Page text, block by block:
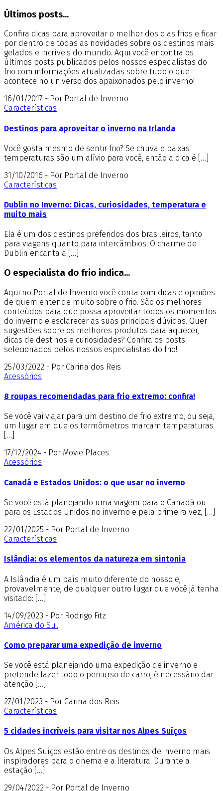
Últimos posts...
Confira dicas para aproveitar o melhor dos dias frios e ficar
por dentro de todas as novidades sobre os destinos mais
gelados e incríveis do mundo. Aqui você encontra os
últimos posts publicados pelos nossos especialistas do
frio com informações atualizadas sobre tudo o que
acontece no universo dos apaixonados pelo inverno!
16/01/2017 - Por Portal de Inverno
Características
Destinos para aproveitar o inverno na Irlanda
Você gosta mesmo de sentir frio? Se chuva e baixas
temperaturas são um alívio para você, então a dica é […]
31/10/2016 - Por Portal de Inverno
Características
Dublin no Inverno: Dicas, curiosidades, temperatura e
muito mais
Ela é um dos destinos preferidos dos brasileiros, tanto
para viagens quanto para intercâmbios. O charme de
Dublin encanta a […]
O especialista do frio indica...
Aqui no Portal de Inverno você conta com dicas e opiniões
de quem entende muito sobre o frio. São os melhores
conteúdos para que possa aproveitar todos os momentos
do inverno e esclarecer as suas principais dúvidas. Quer
sugestões sobre os melhores produtos para aquecer,
dicas de destinos e curiosidades? Confira os posts
selecionados pelos nossos especialistas do frio!
25/03/2022 - Por Carina dos Reis
Acessórios
8 roupas recomendadas para frio extremo: confira!
Se você vai viajar para um destino de frio extremo, ou seja,
um lugar em que os termômetros marcam temperaturas
[…]
17/12/2024 - Por Movie Places
Acessórios
Canadá e Estados Unidos: o que usar no inverno
Se você está planejando uma viagem para o Canadá ou
para os Estados Unidos no inverno e pela primeira vez, […]
22/01/2025 - Por Portal de Inverno
Características
Islândia: os elementos da natureza em sintonia
A Islândia é um país muito diferente do nosso e,
provavelmente, de qualquer outro lugar que você já tenha
visitado: […]
14/09/2023 - Por Rodrigo Fitz
América do Sul
Como preparar uma expedição de inverno
Se você está planejando uma expedição de inverno e
pretende fazer todo o percurso de carro, é necessário dar
atenção […]
27/01/2023 - Por Carina dos Reis
Características
5 cidades incríveis para visitar nos Alpes Suíços
Os Alpes Suíços estão entre os destinos de inverno mais
inspiradores para o cinema e a literatura. Durante a
estação […]
29/04/2022 - Por Portal de Inverno